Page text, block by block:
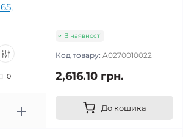
0
В наявності
Код товару: A0270010022
2,616.10 грн.
До кошика